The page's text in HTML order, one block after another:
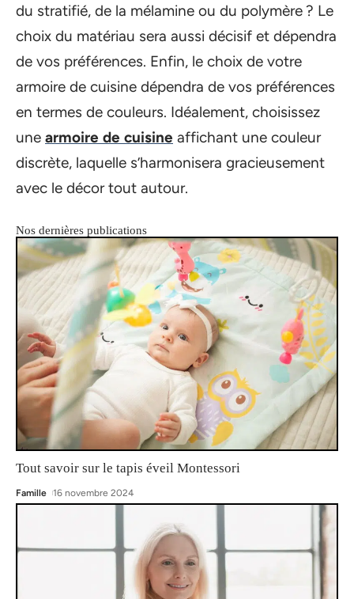
du stratifié, de la mélamine ou du polymère ? Le
choix du matériau sera aussi décisif et dépendra
de vos préférences. Enfin, le choix de votre
armoire de cuisine dépendra de vos préférences
en termes de couleurs. Idéalement, choisissez
une armoire de cuisine affichant une couleur
discrète, laquelle s’harmonisera gracieusement
avec le décor tout autour.
Nos dernières publications
Tout savoir sur le tapis éveil Montessori
Famille 16 novembre 2024